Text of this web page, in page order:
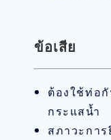
ข้อเสีย
ต้องใช้ท่อ
กระแสน้ำ
สภาวะการ